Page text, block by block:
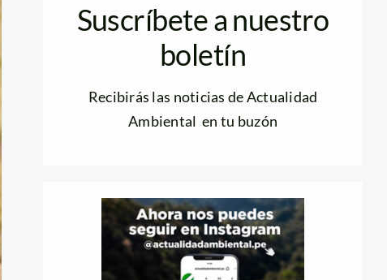
Suscríbete a nuestro
boletín
Recibirás las noticias de Actualidad
Ambiental en tu buzón